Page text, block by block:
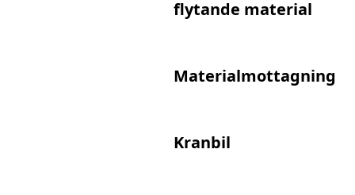
flytande material
Materialmottagning
Kranbil